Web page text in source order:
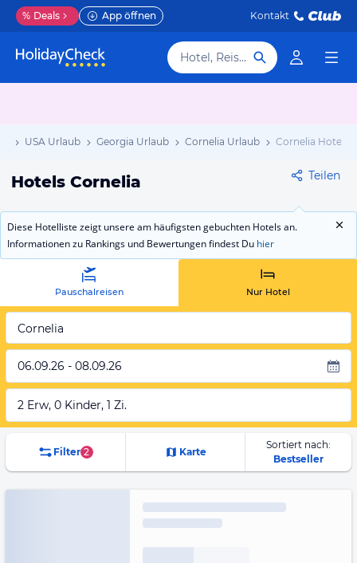
% Deals App öffnen Kontakt
Hotel, Reiseziel
USA Urlaub Georgia Urlaub Cornelia Urlaub Cornelia Hotels
Hotels Cornelia Teilen
Diese Hotelliste zeigt unsere am häufigsten gebuchten Hotels an.
Informationen zu Rankings und Bewertungen findest Du hier
Pauschalreisen Nur Hotel
Cornelia
06.09.26 - 08.09.26
2 Erw, 0 Kinder, 1 Zi.
Filter 2 Karte
Sortiert nach:
Bestseller